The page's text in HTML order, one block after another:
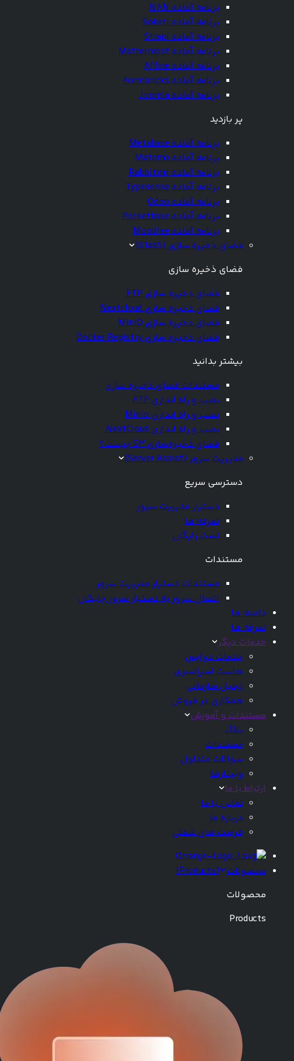
برنامه آماده N8N
برنامه آماده Soketi
برنامه آماده Strapi
برنامه آماده Mattermost
برنامه آماده Affine
برنامه آماده Formbricks
برنامه آماده Joomla
پر بازدید
برنامه آماده Metabase
برنامه آماده Matomo
برنامه آماده Rabbitmq
برنامه آماده Typesense
برنامه آماده Odoo
برنامه آماده Pocketbase
برنامه آماده Moodlee
فضای ذخیره سازی (STaaS)
فضای ذخیره سازی
فضای ذخیره سازی FTP
فضای ذخیره سازی Nextcloud
فضای ذخیره سازی MinIO
فضای ذخیره سازی Docker Registry
بیشتر بدانید
مستندات فضای ذخیره سازی
نصب و راه اندازی FTP
نصب و راه اندازی Minio
نصب و راه اندازی NextCloud
فضای ذخیره‌سازی S3 چیست؟
مدیریت سرور (Server Assist)
دسترسی سریع
دستیار مدیریت سرور
تعرفه ها
تست رایگان
مستندات
مستندات دستیار مدیریت سرور
اتصال سرور به دستیار سرور چابکان
دامنه ها
تعرفه ها
خدمات دیگر
خدمات دواپس
هاست اسپانسری
ایمیل سازمانی
همکاری در فروش
مستندات و آموزش
بلاگ
مستندات
سوالات متداول
وبینارها
ارتباط با ما
تماس با ما
درباره ما
فرصت های شغلی
محصولات (
Products
)
محصولات
Products